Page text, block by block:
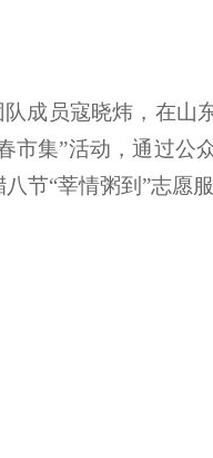
队成员寇晓炜，在山
市集”活动，通过公
八节“莘情粥到”志愿